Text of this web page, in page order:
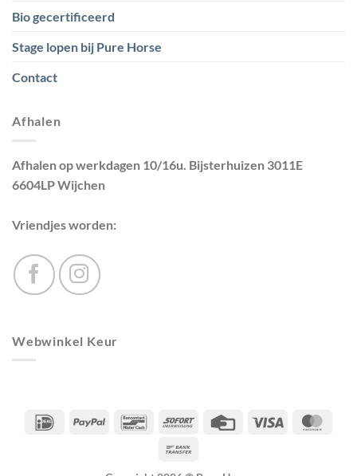
Bio gecertificeerd
Stage lopen bij Pure Horse
Contact
Afhalen
Afhalen op werkdagen 10/16u. Bijsterhuizen 3011E
6604LP Wijchen
Vriendjes worden:
Webwinkel Keur
IDeal PayPal BancontactSofort
Credit
Visa